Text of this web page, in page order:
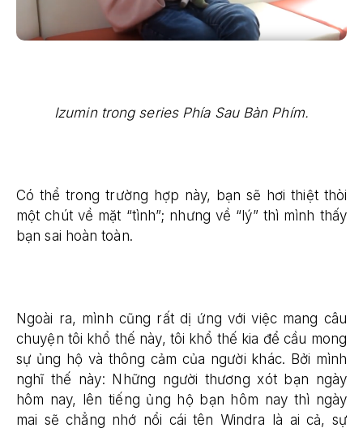
Izumin trong series Phía Sau Bàn Phím.
Có thể trong trường hợp này, bạn sẽ hơi thiệt thòi
một chút về mặt “tình”; nhưng về “lý” thì mình thấy
bạn sai hoàn toàn.
Ngoài ra, mình cũng rất dị ứng với việc mang câu
chuyện tôi khổ thế này, tôi khổ thế kia để cầu mong
sự ủng hộ và thông cảm của người khác. Bởi mình
nghĩ thế này: Những người thương xót bạn ngày
hôm nay, lên tiếng ủng hộ bạn hôm nay thì ngày
mai sẽ chẳng nhớ nổi cái tên Windra là ai cả, sự